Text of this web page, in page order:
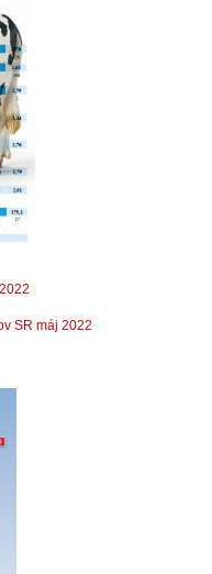
SR máj 2022